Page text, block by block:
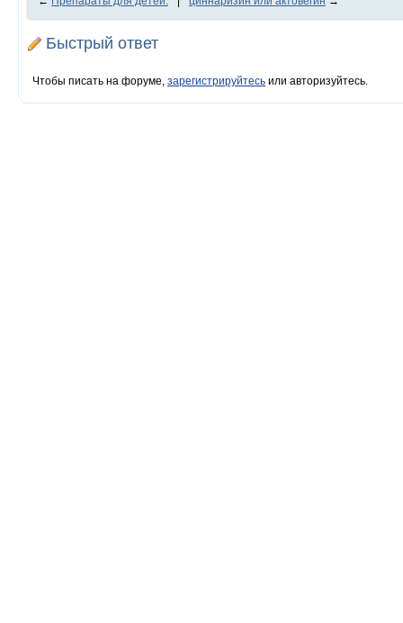
Быстрый ответ
Чтобы писать на форуме, зарегистрируйтесь или авторизуйтесь.